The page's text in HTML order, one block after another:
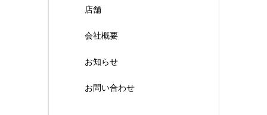
店舗
会社概要
お知らせ
お問い合わせ